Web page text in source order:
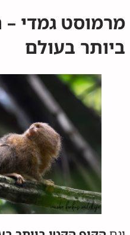
מרמוסט גמדי
ביותר בעולם